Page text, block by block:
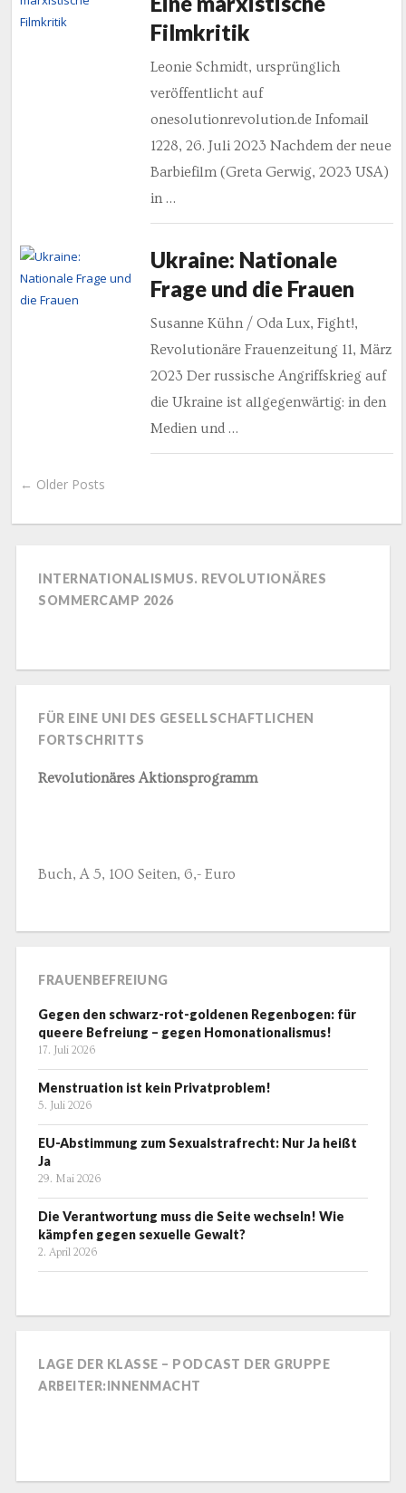
Filmkritik
Leonie Schmidt, ursprünglich
veröffentlicht auf
onesolutionrevolution.de Infomail
1228, 26. Juli 2023 Nachdem der neue
Barbiefilm (Greta Gerwig, 2023 USA)
in …
Ukraine: Nationale
Frage und die Frauen
Susanne Kühn / Oda Lux, Fight!,
Revolutionäre Frauenzeitung 11, März
2023 Der russische Angriffskrieg auf
die Ukraine ist allgegenwärtig: in den
Medien und …
← Older Posts
INTERNATIONALISMUS. REVOLUTIONÄRES
SOMMERCAMP 2026
FÜR EINE UNI DES GESELLSCHAFTLICHEN
FORTSCHRITTS
Revolutionäres Aktionsprogramm
Buch, A 5, 100 Seiten, 6,- Euro
FRAUENBEFREIUNG
Gegen den schwarz-rot-goldenen Regenbogen: für
queere Befreiung – gegen Homonationalismus!
17. Juli 2026
Menstruation ist kein Privatproblem!
5. Juli 2026
EU-Abstimmung zum Sexualstrafrecht: Nur Ja heißt
Ja
29. Mai 2026
Die Verantwortung muss die Seite wechseln! Wie
kämpfen gegen sexuelle Gewalt?
2. April 2026
LAGE DER KLASSE – PODCAST DER GRUPPE
ARBEITER:INNENMACHT